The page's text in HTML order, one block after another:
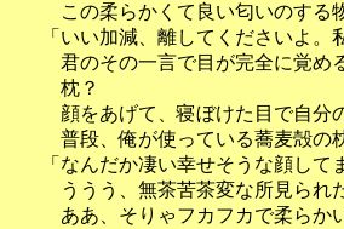
この柔らかくて良い匂いのする
「いい加減、離してくださいよ。
君のその一言で目が完全に覚め
枕？
顔をあげて、寝ぼけた目で自分
普段、俺が使っている蕎麦殻
「なんだか凄い幸せそうな顔して
ううう、無茶苦茶変な所見ら
ああ、そりゃフカフカで柔らか